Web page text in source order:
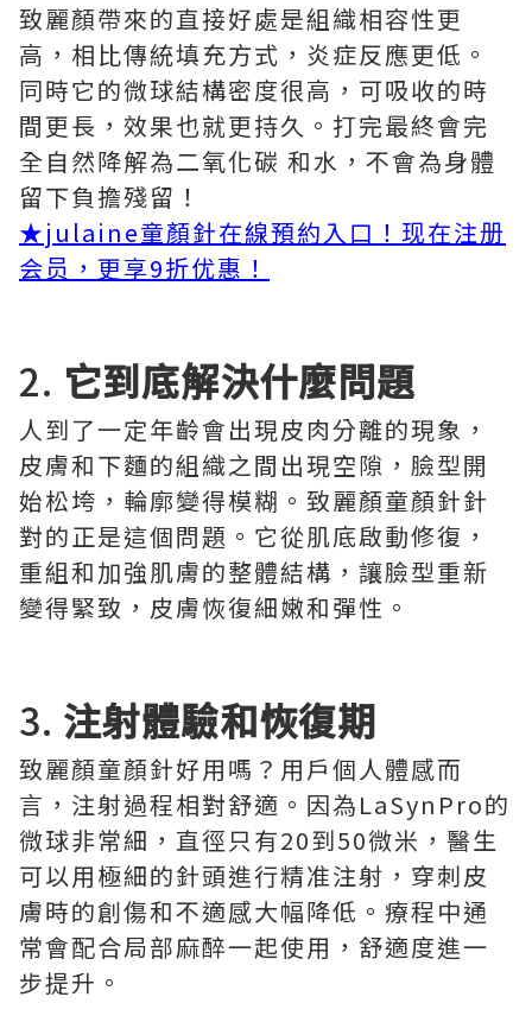
致麗顏帶來的直接好處是組織相容性更
高，相比傳統填充方式，炎症反應更低。
同時它的微球結構密度很高，可吸收的時
間更長，效果也就更持久。打完最終會完
全自然降解為二氧化碳 和水，不會為身體
留下負擔殘留！
★julaine童顏針在線預約入口！现在注册
会员，更享9折优惠！
2. 它到底解決什麼問題
人到了一定年齡會出現皮肉分離的現象，
皮膚和下麵的組織之間出現空隙，臉型開
始松垮，輪廓變得模糊。致麗顏童顏針針
對的正是這個問題。它從肌底啟動修復，
重組和加強肌膚的整體結構，讓臉型重新
變得緊致，皮膚恢復細嫩和彈性。
3. 注射體驗和恢復期
致麗顏童顏針好用嗎？用戶個人體感而
言，注射過程相對舒適。因為LaSynPro的
微球非常細，直徑只有20到50微米，醫生
可以用極細的針頭進行精准注射，穿刺皮
膚時的創傷和不適感大幅降低。療程中通
常會配合局部麻醉一起使用，舒適度進一
步提升。